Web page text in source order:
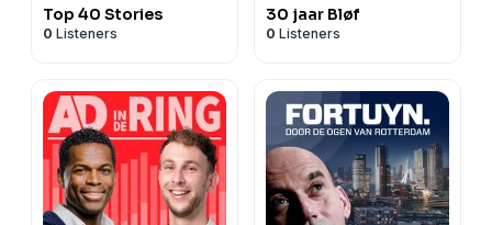
Top 40 Stories
0 Listeners
30 jaar Bløf
0 Listeners